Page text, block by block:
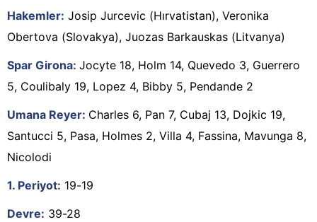
Hakemler: Josip Jurcevic (Hırvatistan), Veronika
Obertova (Slovakya), Juozas Barkauskas (Litvanya)
Spar Girona: Jocyte 18, Holm 14, Quevedo 3, Guerrero
5, Coulibaly 19, Lopez 4, Bibby 5, Pendande 2
Umana Reyer: Charles 6, Pan 7, Cubaj 13, Dojkic 19,
Santucci 5, Pasa, Holmes 2, Villa 4, Fassina, Mavunga 8,
Nicolodi
1. Periyot: 19-19
Devre: 39-28